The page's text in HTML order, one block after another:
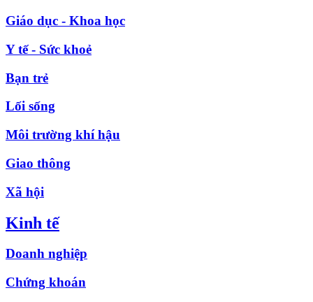
Giáo dục - Khoa học
Y tế - Sức khoẻ
Bạn trẻ
Lối sống
Môi trường khí hậu
Giao thông
Xã hội
Kinh tế
Doanh nghiệp
Chứng khoán